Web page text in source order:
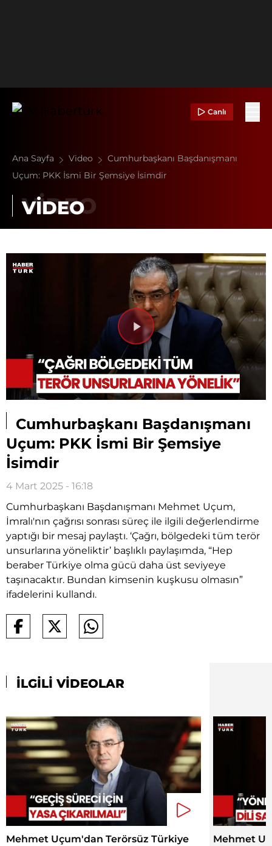
Canlı
Ana Sayfa Video
Cumhurbaşkanı Başdanışmanı
Uçum: PKK İsmi Bir Şemsiye İsimdir
VİDEO
Videoyu
Oynat
Cumhurbaşkanı Başdanışmanı
Uçum: PKK İsmi Bir Şemsiye
İsimdir
4 Mart 2025 - 16:18
Cumhurbaşkanı Başdanışmanı Mehmet Uçum,
İmralı'nın çağrısı sonrası süreç ile ilgili değerlendirme
yaptığı bir mesaj paylaştı. ‘Çağrı, bölgedeki tüm terör
unsurlarına yöneliktir’ başlıklı paylaşımda, “Hep
beraber Türkiye olma gücü daha üst seviyeye
taşınacaktır. Bundan kimsenin kuşkusu olmasın”
ifadelerini kullandı.
İLGİLİ VİDEOLAR
Mehmet Uçum'dan Terörsüz Türkiye
Mehmet